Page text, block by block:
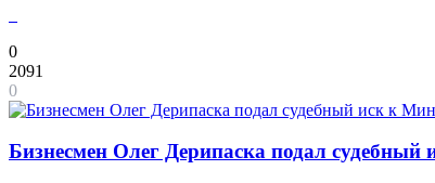
0
2091
0
Бизнесмен Олег Дерипаска подал